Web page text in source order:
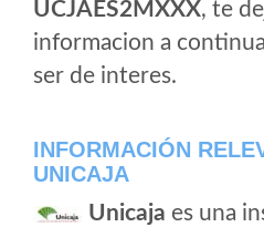
UCJAES2MXXX, te
informacion a
ser de interes.
INFORMACIÓN
UNICAJA
Unicaja es una